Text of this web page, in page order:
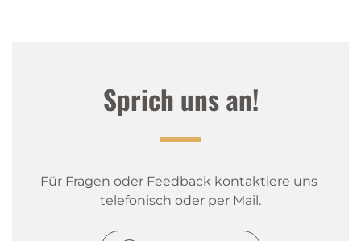
Sprich uns an!
Für Fragen oder Feedback kontaktiere uns
telefonisch oder per Mail.